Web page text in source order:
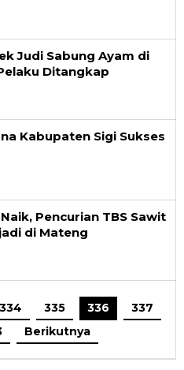
Judi Sabung Ayam di
Ditangkap
Kabupaten Sigi Sukses
Pencurian TBS Sawit
di Mateng
334 335 336
337
Berikutnya